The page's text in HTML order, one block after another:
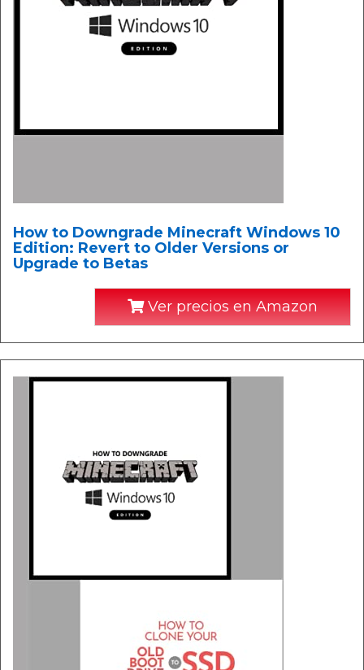
How to Downgrade Minecraft Windows 10
Edition: Revert to Older Versions or
Upgrade to Betas
Ver precios en Amazon